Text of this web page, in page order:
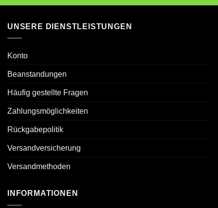
UNSERE DIENSTLEISTUNGEN
Konto
Beanstandungen
Häufig gestellte Fragen
Zahlungsmöglichkeiten
Rückgabepolitik
Versandversicherung
Versandmethoden
INFORMATIONEN